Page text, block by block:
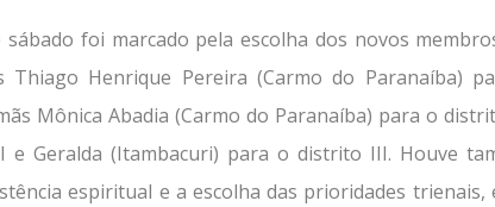
foi marcado pela escolha dos novos
Thiago Henrique Pereira (Carmo do Paranaíba)
Mônica Abadia (Carmo do Paranaíba) para o
Geralda (Itambacuri) para o distrito III. Houve
espiritual e a escolha das prioridades